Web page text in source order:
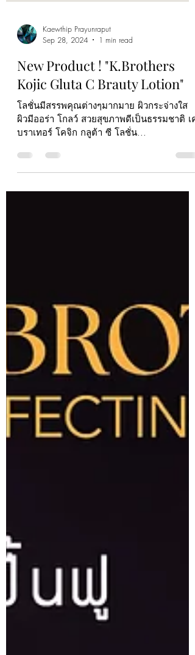
Sep 28, 2024
1 min read
New Product ! "K.Brothers
Kojic Gluta C Brauty Lotion"
โลชั่นมีสรรพคุณต่างๆมากมาย ผิวกระจ่างใส
บราเทอร์ โคจิก กลูต้า ซี โลชั่น...